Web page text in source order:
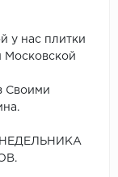
у нас плитки
Московской
Своими